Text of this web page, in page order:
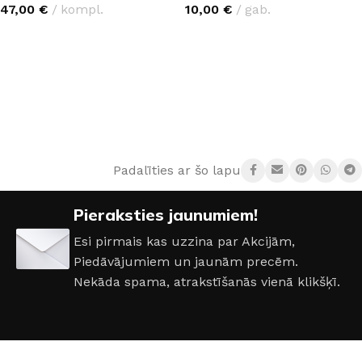
47,00 € kompl.
10,00 € gab.
Padalīties ar šo lapu:
Pieraksties jaunumiem!
Esi pirmais kas uzzina par Akcijām,
Piedāvājumiem un jaunām precēm.
Nekāda spama, atrakstīšanās vienā klikšķī.